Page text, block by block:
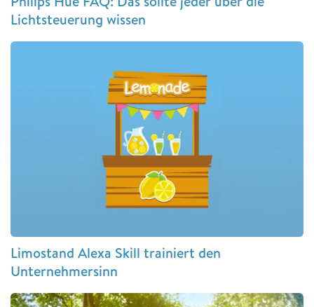
Lichtsteuerung wissen
Limostand Alexa Skill trainiert den
Unternehmersinn